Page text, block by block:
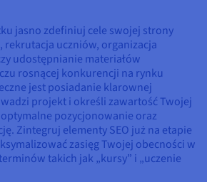
jasno zdefiniuj cele swojej strony
rekrutacja uczniów, organizacja
udostępnianie materiałów
rosnącej konkurencji na rynku
jest posiadanie klarownej
projekt i określi zawartość Twojej
pozycjonowanie oraz
Zintegruj elementy SEO już na etapie
zasięg Twojej obecności w
takich jak „kursy” i „uczenie